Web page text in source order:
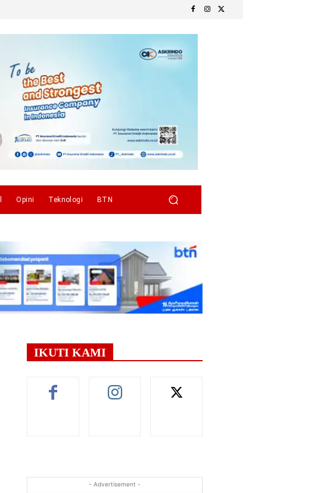
Opini Teknologi BTN
IKUTI KAMI
- Advertisement -